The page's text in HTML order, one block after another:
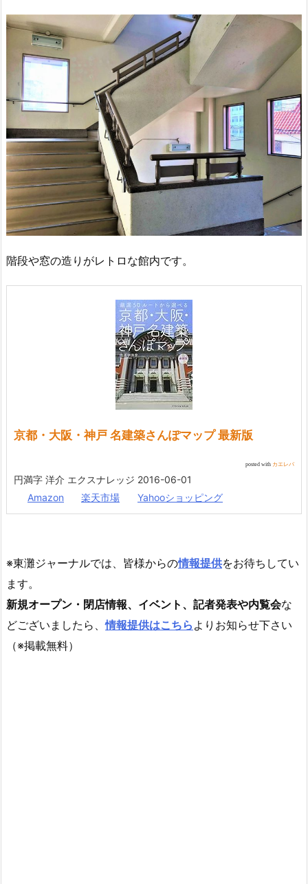
階段や窓の造りがレトロな館内です。
京都・大阪・神戸 名建築さんぽマップ 最新版
posted with カエレバ
円満字 洋介 エクスナレッジ 2016-06-01
Amazon
楽天市場 Yahooショッピング
※東灘ジャーナルでは、皆様からの情報提供をお待ちしてい
ます。
新規オープン・閉店情報、イベント、記者発表や内覧会な
どございましたら、情報提供はこちら よりお知らせ下さい
（※掲載無料）